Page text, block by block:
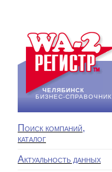
ЧЕЛЯБИНСК
БИЗНЕС-СПРАВОЧНИК
Поиск компаний,
каталог
Актуальность данных